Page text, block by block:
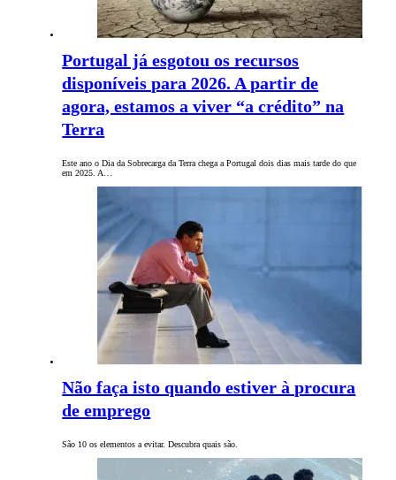
Portugal já esgotou os recursos
disponíveis para 2026. A partir de
agora, estamos a viver “a crédito” na
Terra
Este ano o Dia da Sobrecarga da Terra chega a Portugal dois dias mais tarde do que
em 2025. A…
Não faça isto quando estiver à procura
de emprego
São 10 os elementos a evitar. Descubra quais são.